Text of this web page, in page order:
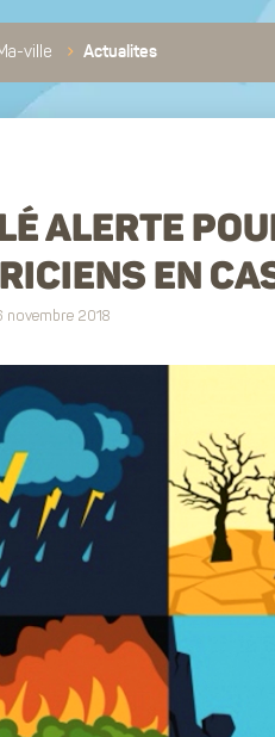
ville Actualites
ALERTE
EN
novembre 2018